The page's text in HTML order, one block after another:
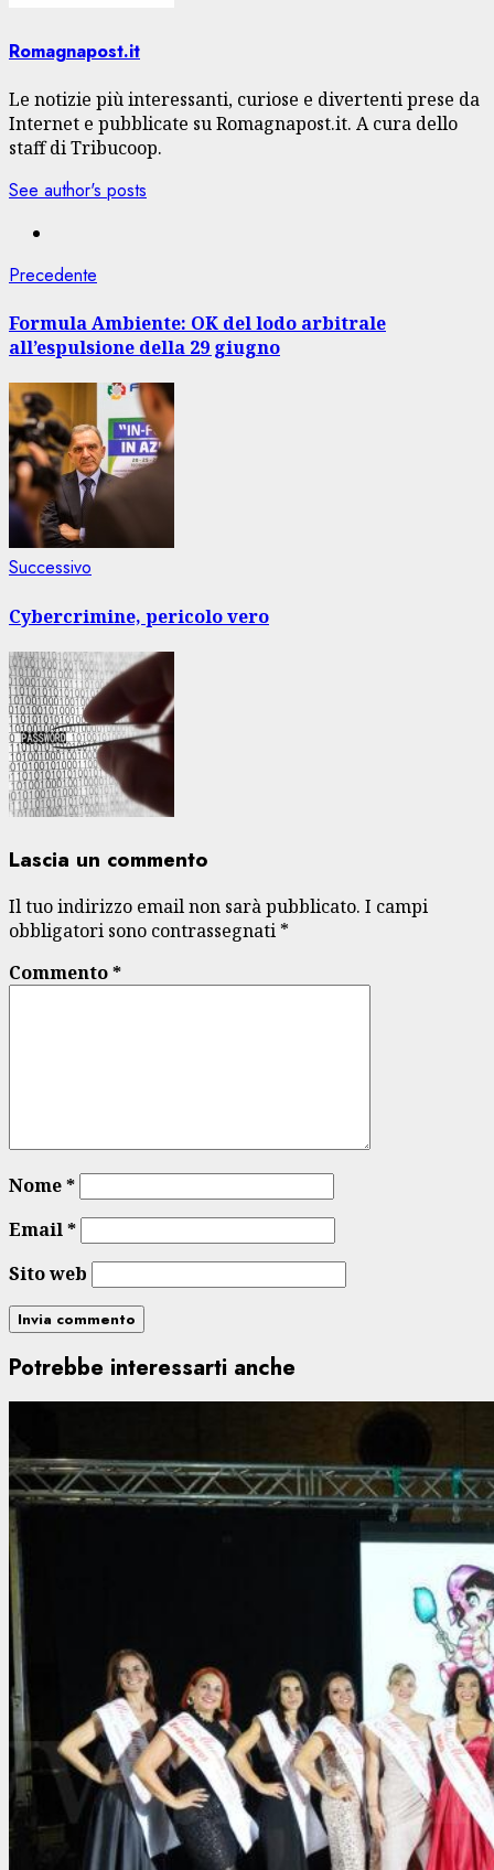
Romagnapost.it
Le notizie più interessanti, curiose e divertenti prese da
Internet e pubblicate su Romagnapost.it. A cura dello
staff di Tribucoop.
See author's posts
Navigazione
articolo
Precedente
Formula Ambiente: OK del lodo arbitrale
all’espulsione della 29 giugno
Successivo
Cybercrimine, pericolo vero
Lascia un commento
Il tuo indirizzo email non sarà pubblicato. I campi
obbligatori sono contrassegnati *
Commento*
Nome*
Email*
Sito web
Potrebbe interessarti anche